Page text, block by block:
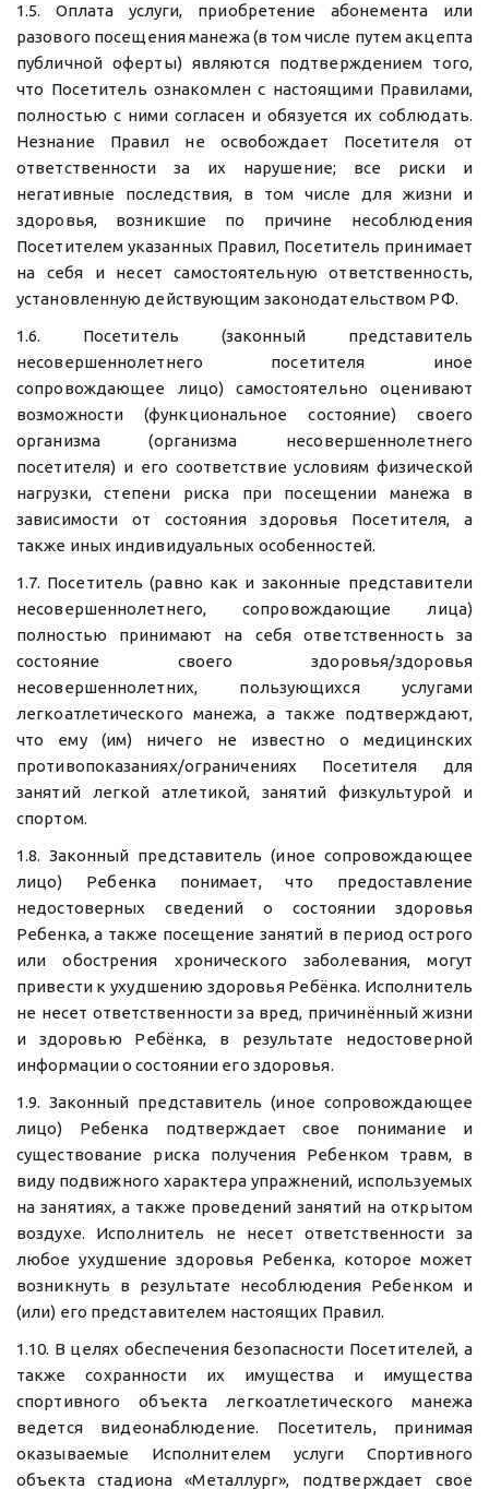
1.5. Оплата услуги, приобретение абонемента или
разового посещения манежа (в том числе путем акцепта
публичной оферты) являются подтверждением того,
что Посетитель ознакомлен с настоящими Правилами,
полностью с ними согласен и обязуется их соблюдать.
Незнание Правил не освобождает Посетителя от
ответственности за их нарушение; все риски и
негативные последствия, в том числе для жизни и
здоровья, возникшие по причине несоблюдения
Посетителем указанных Правил, Посетитель принимает
на себя и несет самостоятельную ответственность,
установленную действующим законодательством РФ.
1.6. Посетитель (законный представитель
несовершеннолетнего посетителя иное
сопровождающее лицо) самостоятельно оценивают
возможности (функциональное состояние) своего
организма (организма несовершеннолетнего
посетителя) и его соответствие условиям физической
нагрузки, степени риска при посещении манежа в
зависимости от состояния здоровья Посетителя, а
также иных индивидуальных особенностей.
1.7. Посетитель (равно как и законные представители
несовершеннолетнего, сопровождающие лица)
полностью принимают на себя ответственность за
состояние своего здоровья/здоровья
несовершеннолетних, пользующихся услугами
легкоатлетического манежа, а также подтверждают,
что ему (им) ничего не известно о медицинских
противопоказаниях/ограничениях Посетителя для
занятий легкой атлетикой, занятий физкультурой и
спортом.
1.8. Законный представитель (иное сопровождающее
лицо) Ребенка понимает, что предоставление
недостоверных сведений о состоянии здоровья
Ребенка, а также посещение занятий в период острого
или обострения хронического заболевания, могут
привести к ухудшению здоровья Ребёнка. Исполнитель
не несет ответственности за вред, причинённый жизни
и здоровью Ребёнка, в результате недостоверной
информации о состоянии его здоровья.
1.9. Законный представитель (иное сопровождающее
лицо) Ребенка подтверждает свое понимание и
существование риска получения Ребенком травм, в
виду подвижного характера упражнений, используемых
на занятиях, а также проведений занятий на открытом
воздухе. Исполнитель не несет ответственности за
любое ухудшение здоровья Ребенка, которое может
возникнуть в результате несоблюдения Ребенком и
(или) его представителем настоящих Правил.
1.10. В целях обеспечения безопасности Посетителей, а
также сохранности их имущества и имущества
спортивного объекта легкоатлетического манежа
ведется видеонаблюдение. Посетитель, принимая
оказываемые Исполнителем услуги Спортивного
объекта стадиона «Металлург», подтверждает свое